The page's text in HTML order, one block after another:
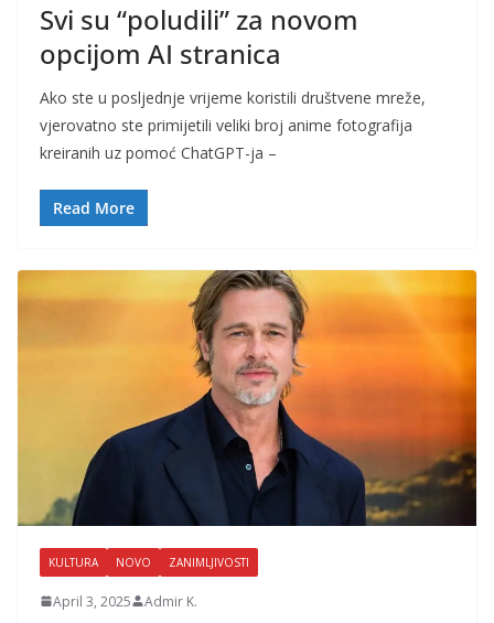
Svi su “poludili” za novom
opcijom AI stranica
Ako ste u posljednje vrijeme koristili društvene mreže,
vjerovatno ste primijetili veliki broj anime fotografija
kreiranih uz pomoć ChatGPT-ja –
Read More
KULTURA NOVO ZANIMLJIVOSTI
April 3, 2025 Admir K.